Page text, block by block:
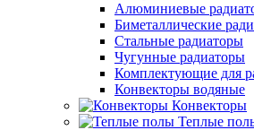
Алюминиевые
Биметаллические
Стальные радиаторы
Чугунные радиаторы
Комплектующие для
Конвекторы водяные
Конвекторы
Теплые